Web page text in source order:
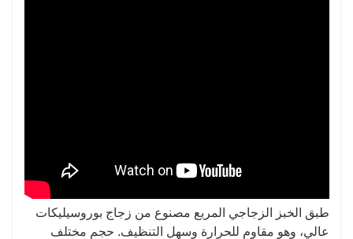
طبق الخبز الزجاجي المربع مصنوع من زجاج بوروسيليكات
عالي، وهو مقاوم للحرارة وسهل التنظيف. حجم مختلف